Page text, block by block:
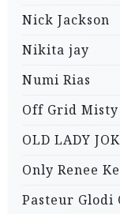
Nick Jackson
Nikita jay
Numi Rias
Off Grid Misty
OLD LADY
Only Renee
Pasteur Glodi